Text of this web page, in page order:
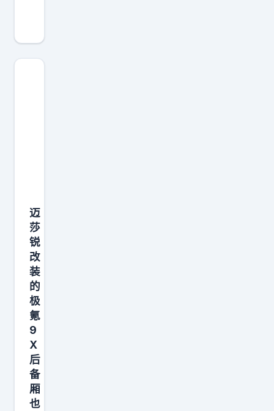
海
、
相
对
来
说
上
海
和
北
京
中
小
企
迈
莎
锐
改
装
的
极
氪
9
X
后
备
厢
也